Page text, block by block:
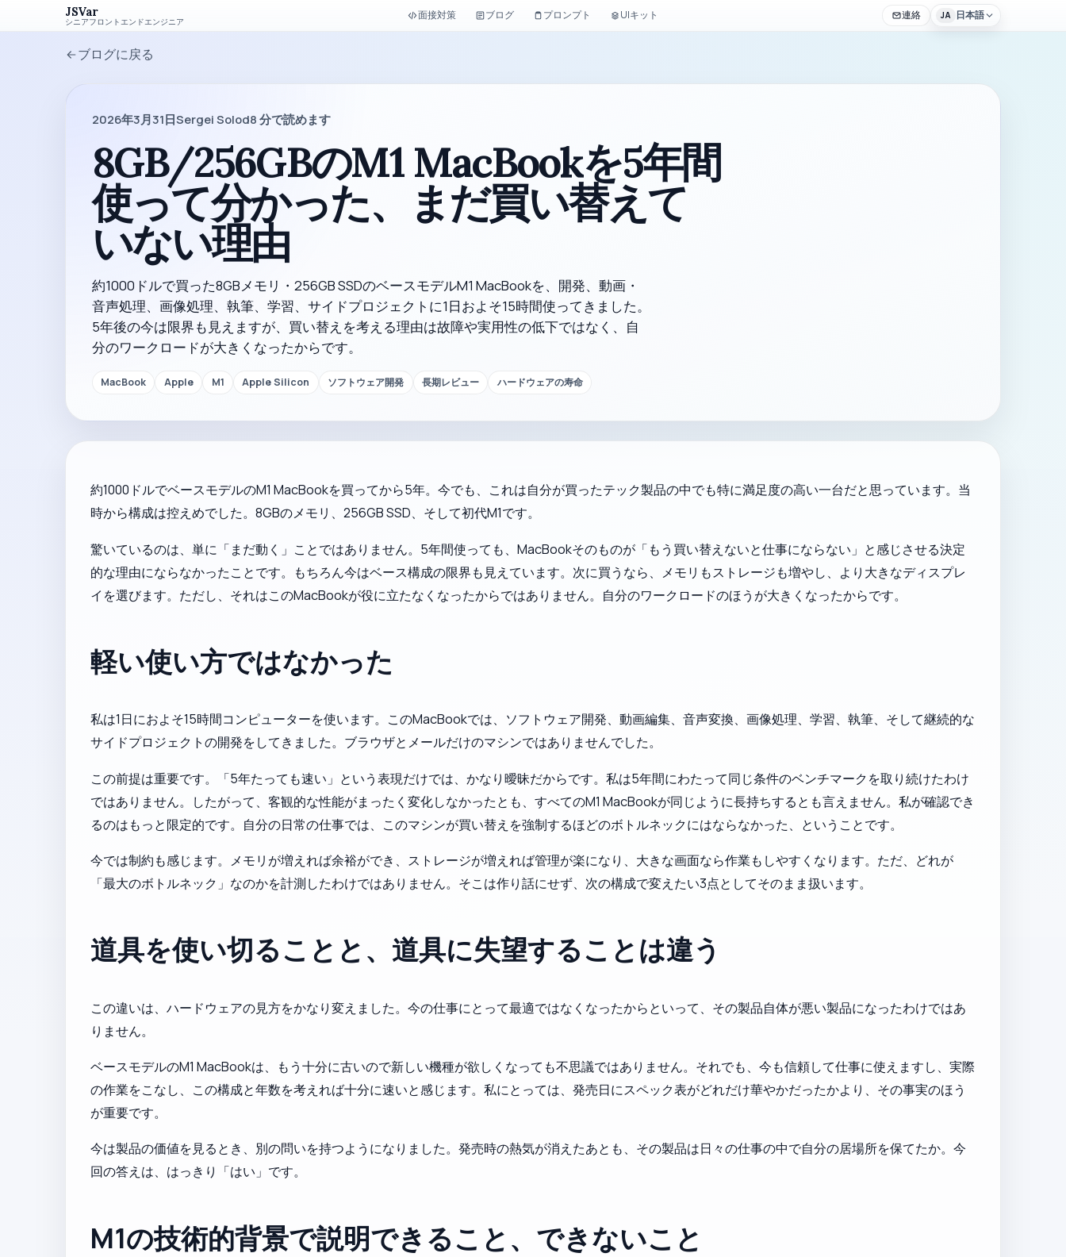
JSVar
シニアフロントエンドエンジニア 面接対策 ブログ プロンプト UIキット 連絡 JA 日本語
ブログに戻る
2026年3月31日Sergei Solod8 分で読めます
8GB/256GBのM1 MacBookを5年間
使って分かった、まだ買い替えて
いない理由
約1000ドルで買った8GBメモリ・256GB SSDのベースモデルM1 MacBookを、開発、動画・
音声処理、画像処理、執筆、学習、サイドプロジェクトに1日およそ15時間使ってきました。
5年後の今は限界も見えますが、買い替えを考える理由は故障や実用性の低下ではなく、自
分のワークロードが大きくなったからです。
MacBook Apple M1 Apple Silicon ソフトウェア開発 長期レビュー ハードウェアの寿命
約1000ドルでベースモデルのM1 MacBookを買ってから5年。今でも、これは自分が買ったテック製品の中でも特に満足度の高い一台だと思っています。当
時から構成は控えめでした。8GBのメモリ、256GB SSD、そして初代M1です。
驚いているのは、単に「まだ動く」ことではありません。5年間使っても、MacBookそのものが「もう買い替えないと仕事にならない」と感じさせる決定
的な理由にならなかったことです。もちろん今はベース構成の限界も見えています。次に買うなら、メモリもストレージも増やし、より大きなディスプレ
イを選びます。ただし、それはこのMacBookが役に立たなくなったからではありません。自分のワークロードのほうが大きくなったからです。
軽い使い方ではなかった
私は1日におよそ15時間コンピューターを使います。このMacBookでは、ソフトウェア開発、動画編集、音声変換、画像処理、学習、執筆、そして継続的な
サイドプロジェクトの開発をしてきました。ブラウザとメールだけのマシンではありませんでした。
この前提は重要です。「5年たっても速い」という表現だけでは、かなり曖昧だからです。私は5年間にわたって同じ条件のベンチマークを取り続けたわけ
ではありません。したがって、客観的な性能がまったく変化しなかったとも、すべてのM1 MacBookが同じように長持ちするとも言えません。私が確認でき
るのはもっと限定的です。自分の日常の仕事では、このマシンが買い替えを強制するほどのボトルネックにはならなかった、ということです。
今では制約も感じます。メモリが増えれば余裕ができ、ストレージが増えれば管理が楽になり、大きな画面なら作業もしやすくなります。ただ、どれが
「最大のボトルネック」なのかを計測したわけではありません。そこは作り話にせず、次の構成で変えたい3点としてそのまま扱います。
道具を使い切ることと、道具に失望することは違う
この違いは、ハードウェアの見方をかなり変えました。今の仕事にとって最適ではなくなったからといって、その製品自体が悪い製品になったわけではあ
りません。
ベースモデルのM1 MacBookは、もう十分に古いので新しい機種が欲しくなっても不思議ではありません。それでも、今も信頼して仕事に使えますし、実際
の作業をこなし、この構成と年数を考えれば十分に速いと感じます。私にとっては、発売日にスペック表がどれだけ華やかだったかより、その事実のほう
が重要です。
今は製品の価値を見るとき、別の問いを持つようになりました。発売時の熱気が消えたあとも、その製品は日々の仕事の中で自分の居場所を保てたか。今
回の答えは、はっきり「はい」です。
M1の技術的背景で説明できること、できないこと